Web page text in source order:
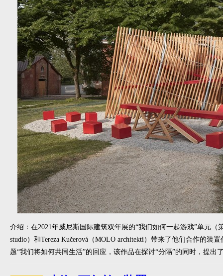
介绍：在2021年威尼斯国际建筑双年展的“我们如何一起游戏”单元（
studio）和Tereza Kučerová（MOLO architekti）带来了他们合作的装
题“我们将如何共同生活”的回应，该作品在探讨“分隔”的同时，提出